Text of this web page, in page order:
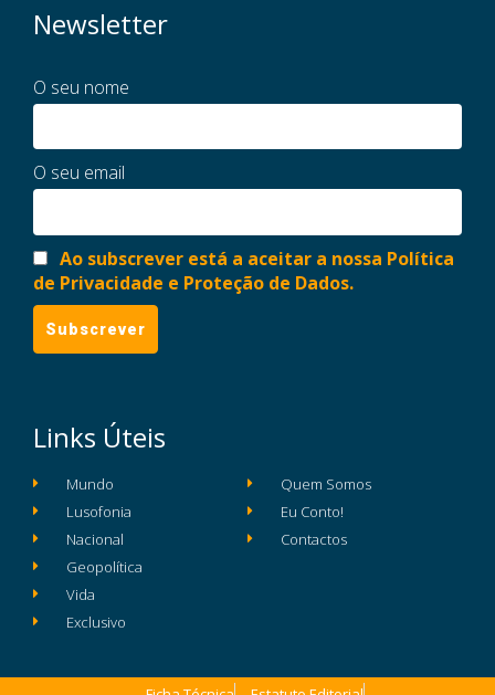
Links Úteis
Mundo
Lusofonia
Nacional
Geopolítica
Vida
Exclusivo
Quem Somos
Eu Conto!
Contactos
Newsletter
O seu nome
O seu email
Ao subscrever está a aceitar a nossa Política
de Privacidade e Proteção de Dados.